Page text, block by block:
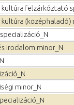
kultúra felzárkóztató
kultúra (középhaladó)
irodalom minor_N
minor_N